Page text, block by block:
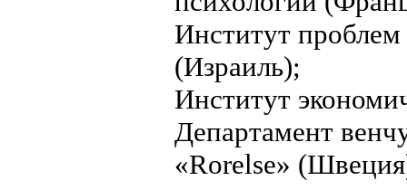
Институт
(Израиль);
Институт
Департамент
«Rоrelse»